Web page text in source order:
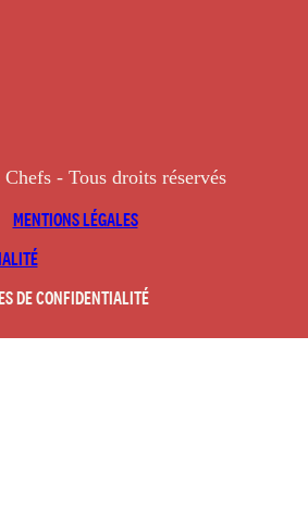
- Tous droits réservés
MENTIONS LÉGALES
DE CONFIDENTIALITÉ